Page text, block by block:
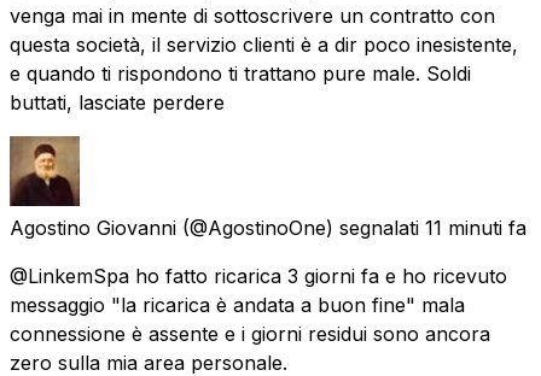
venga mai in mente di sottoscrivere un contratto con
questa società, il servizio clienti è a dir poco inesistente,
e quando ti rispondono ti trattano pure male. Soldi
buttati, lasciate perdere
Agostino Giovanni (@AgostinoOne) segnalati 11 minuti fa
@LinkemSpa ho fatto ricarica 3 giorni fa e ho ricevuto
messaggio "la ricarica è andata a buon fine" mala
connessione è assente e i giorni residui sono ancora
zero sulla mia area personale.